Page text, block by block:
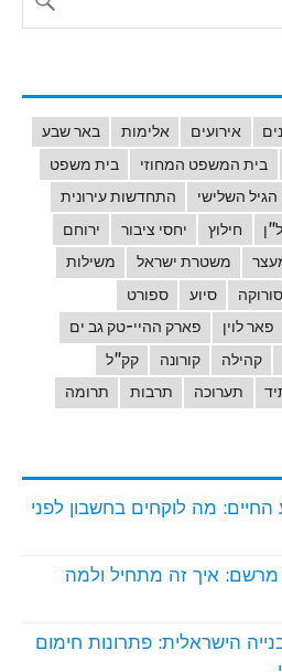
אירועים אלימות
באר שבע
בית המשפט המחוזי
בית משפט
הגיל השלישי
התחדשות עירונית
חילוץ יחסי ציבור
ירוחם
משטרת ישראל
משילות
סורוקה סיוע
ספורט
פאר לוין
פארק ההיי-טק גב ים
קהילה קורונה
קק"ל
תערוכה תרבות תרומה
החיים: מה לוקחים בחשבון לפני
איך זה מתחיל ולמה
הישראלית: פתרונות חימום